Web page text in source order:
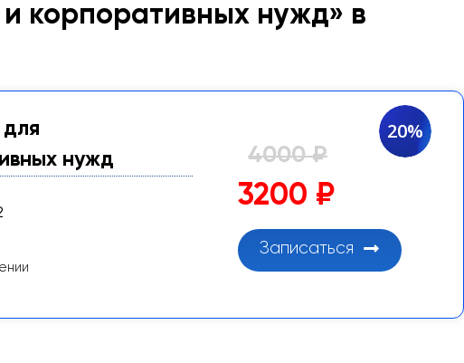
корпоративных нужд» в
нужд
20%
4000 ₽
3200 ₽
Записаться